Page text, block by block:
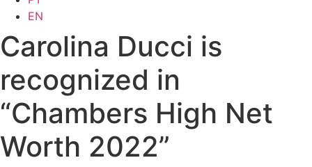
EN
Carolina Ducci is
recognized in
“Chambers High Net
Worth 2022”